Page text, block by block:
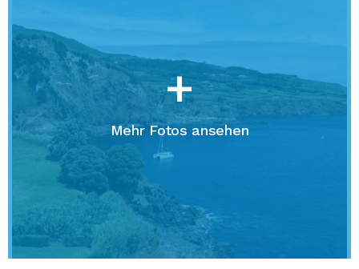
+
Mehr Fotos ansehen